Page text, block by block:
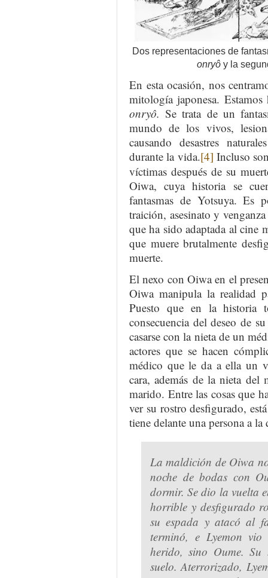
Dos representaciones de
onryôy la
En esta ocasión, nos
mitología japonesa.
onryô.Se trata de un
mundo de los vivos,
causando desastres
durante la vida.[4] Incluso
víctimas después de su
Oiwa, cuya historia se
fantasmas de Yotsuya. Es
traición, asesinato y
que ha sido adaptada al cine
que muere brutalmente
muerte.
El nexo con Oiwa en el
Oiwa manipula la realidad
Puesto que en la
consecuencia del deseo de
casarse con la nieta de un
actores que se hacen
médico que le da a ella un
cara, además de la nieta
marido. Entre las cosas que
ver su rostro desfigurado,
tiene delante una persona a
La maldición de Oiwa
noche de bodas con
dormir. Se dio la vuelta
horrible y desfigurado
su espada y atacó al
terminó, e Lyemon
herido, sino Oume. Su
suelo. Aterrorizado,